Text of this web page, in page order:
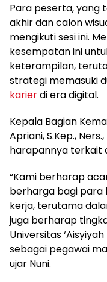
Para peserta, yang
akhir dan calon
mengikuti sesi ini.
kesempatan ini
keterampilan,
strategi memasuki
karierdi era digital.
Kepala Bagian
Apriani, S.Kep.,
harapannya terkait
“Kami berharap
berharga bagi para
kerja, terutama
juga berharap
Universitas
sebagai pegawai
ujar Nuni.